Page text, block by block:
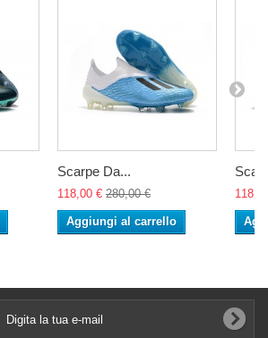
Scarpe Da...
118,00 € 280,00 €
Aggiungi al carrello